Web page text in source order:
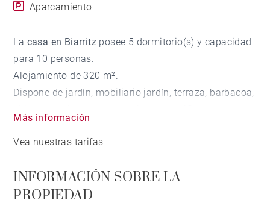
Aparcamiento
La casa en Biarritz posee 5 dormitorio(s) y capacidad
para 10 personas.
Alojamiento de 320 m².
Dispone de jardín, mobiliario jardín, terraza, barbacoa,
parking aire libre (5 plazas) en mismo edificio,
La cocina americana, está equipada con nevera,
microondas, horno, congelador, lavadora, secadora,
Más información
Vea nuestras tarifas
INFORMACIÓN SOBRE LA
PROPIEDAD